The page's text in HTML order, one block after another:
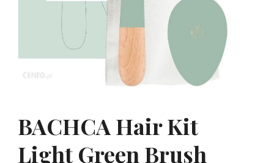
BACHCA Hair Kit
Light Green Brush